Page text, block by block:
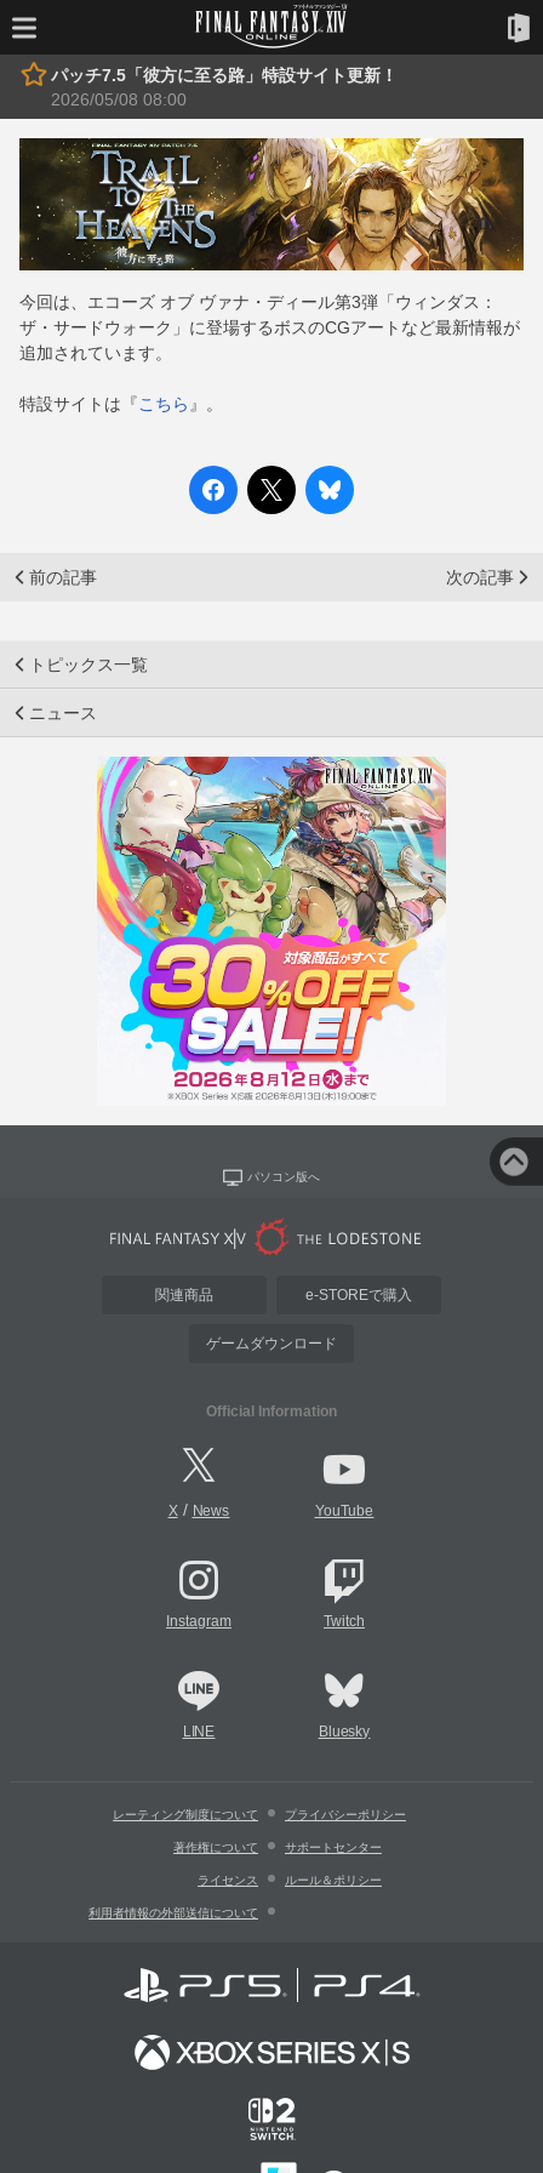
パッチ7.5「彼方に至る路」特設サイト更新！
2026/05/08 08:00
今回は、エコーズ オブ ヴァナ・ディール第3弾「ウィンダス：
ザ・サードウォーク」に登場するボスのCGアートなど最新情報が
追加されています。
特設サイトは『こちら 』。
前の記事 次の記事
トピックス一覧
ニュース
パソコン版へ
関連商品 e-STOREで購入
ゲームダウンロード
Official Information
X/ News YouTube
Instagram Twitch
LINE Bluesky
レーティング制度について プライバシーポリシー
著作権について サポートセンター
ライセンス ルール＆ポリシー
利用者情報の外部送信について